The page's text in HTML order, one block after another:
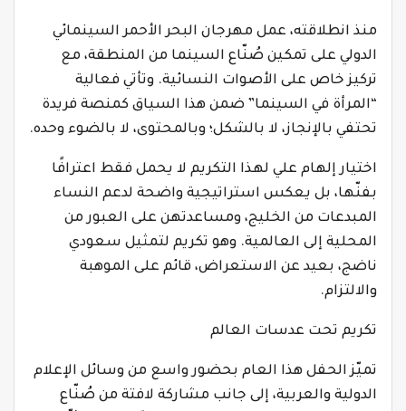
منذ انطلاقته، عمل مهرجان البحر الأحمر السينمائي
الدولي على تمكين صُنّاع السينما من المنطقة، مع
تركيز خاص على الأصوات النسائية. وتأتي فعالية
“المرأة في السينما” ضمن هذا السياق كمنصة فريدة
تحتفي بالإنجاز، لا بالشكل؛ وبالمحتوى، لا بالضوء وحده.
اختيار إلهام علي لهذا التكريم لا يحمل فقط اعترافًا
بفنّها، بل يعكس استراتيجية واضحة لدعم النساء
المبدعات من الخليج، ومساعدتهن على العبور من
المحلية إلى العالمية. وهو تكريم لتمثيل سعودي
ناضج، بعيد عن الاستعراض، قائم على الموهبة
والالتزام.
تكريم تحت عدسات العالم
تميّز الحفل هذا العام بحضور واسع من وسائل الإعلام
الدولية والعربية، إلى جانب مشاركة لافتة من صُنّاع